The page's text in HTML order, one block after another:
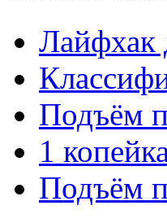
Лайфхак
Подъём
1
Подъём